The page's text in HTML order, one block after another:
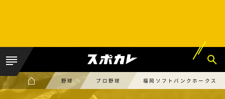
野球 プロ野球 福岡ソフトバンクホークス